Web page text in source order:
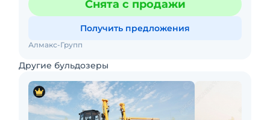
Снята с продажи
Получить предложения
Алмакс-Групп
Другие бульдозеры